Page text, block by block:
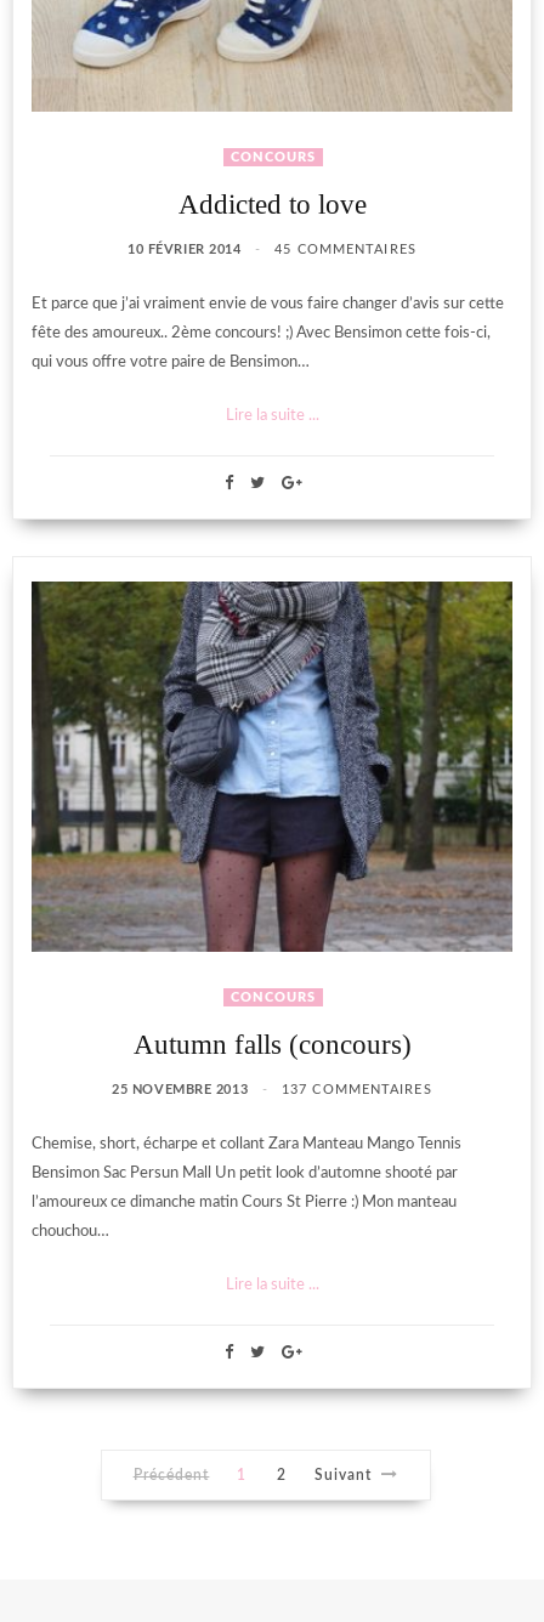
CONCOURS
Addicted to love
10 FÉVRIER 2014 45 COMMENTAIRES
Et parce que j’ai vraiment envie de vous faire changer d’avis sur cette
fête des amoureux.. 2ème concours! ;) Avec Bensimon cette fois-ci,
qui vous offre votre paire de Bensimon…
Lire la suite ...
CONCOURS
Autumn falls (concours)
25 NOVEMBRE 2013 137 COMMENTAIRES
Chemise, short, écharpe et collant Zara Manteau Mango Tennis
Bensimon Sac Persun Mall Un petit look d’automne shooté par
l’amoureux ce dimanche matin Cours St Pierre :) Mon manteau
chouchou…
Lire la suite ...
Précédent 1 2 Suivant